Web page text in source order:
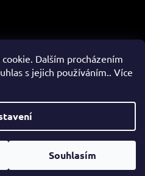
Dalším procházením
s jejich používáním.. Více
Souhlasím
stroje. Bohužel momentálně
stav zde na webu. Prosím
dostupností. Děkujeme - Tel.